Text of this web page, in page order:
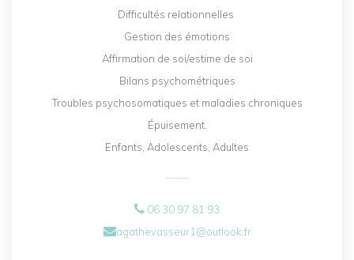
Difficultés relationnelles
Gestion des émotions
Affirmation de soi/estime de soi
Bilans psychométriques
Troubles psychosomatiques et maladies chroniques
Épuisement.
Enfants, Adolescents, Adultes
06 30 97 81 93
agathevasseur1@outlook.fr